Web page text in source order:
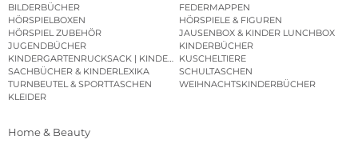
BILDERBÜCHER
FEDERMAPPEN
HÖRSPIELBOXEN
HÖRSPIELE & FIGUREN
HÖRSPIEL ZUBEHÖR
JAUSENBOX & KINDER LUNCHBOX
JUGENDBÜCHER
KINDERBÜCHER
KINDERGARTENRUCKSACK | KINDERGARTENBEUTEL
KUSCHELTIERE
SACHBÜCHER & KINDERLEXIKA
SCHULTASCHEN
TURNBEUTEL & SPORTTASCHEN
WEIHNACHTSKINDERBÜCHER
KLEIDER
Home & Beauty